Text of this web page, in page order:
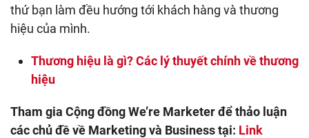
thứ bạn làm đều hướng tới khách hàng và thương
hiệu của mình.
Thương hiệu là gì? Các lý thuyết chính về thương
hiệu
Tham gia Cộng đồng We’re Marketer để thảo luận
các chủ đề về Marketing và Business tại: Link